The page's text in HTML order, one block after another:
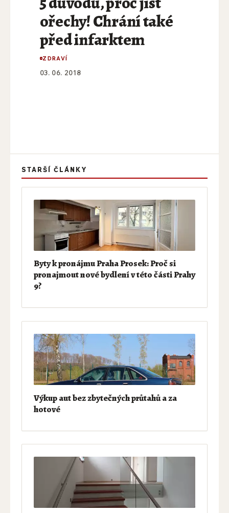
ořechy! Chrání také
před infarktem
ZDRAVÍ
03. 06. 2018
STARŠÍ ČLÁNKY
Byty k pronájmu Praha Prosek: Proč si
pronajmout nové bydlení v této části Prahy
9?
Výkup aut bez zbytečných průtahů a za
hotové